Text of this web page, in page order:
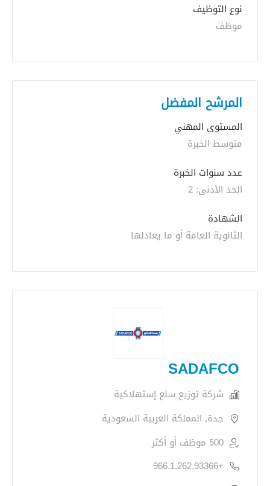
نوع التوظيف
موظف
المرشح المفضل
المستوى المهني
متوسط الخبرة
عدد سنوات الخبرة
الحد الأدنى: 2
الشهادة
الثانوية العامة أو ما يعادلها
SADAFCO
شركة توزيع سلع إستهلاكية
جدة, المملكة العربية السعودية
500 موظف أو أكثر
+966.1.262.93366